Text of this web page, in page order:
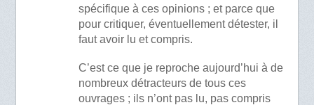
spécifique à ces opinions ; et parce que
pour critiquer, éventuellement détester, il
faut avoir lu et compris.
C’est ce que je reproche aujourd’hui à de
nombreux détracteurs de tous ces
ouvrages ; ils n’ont pas lu, pas compris